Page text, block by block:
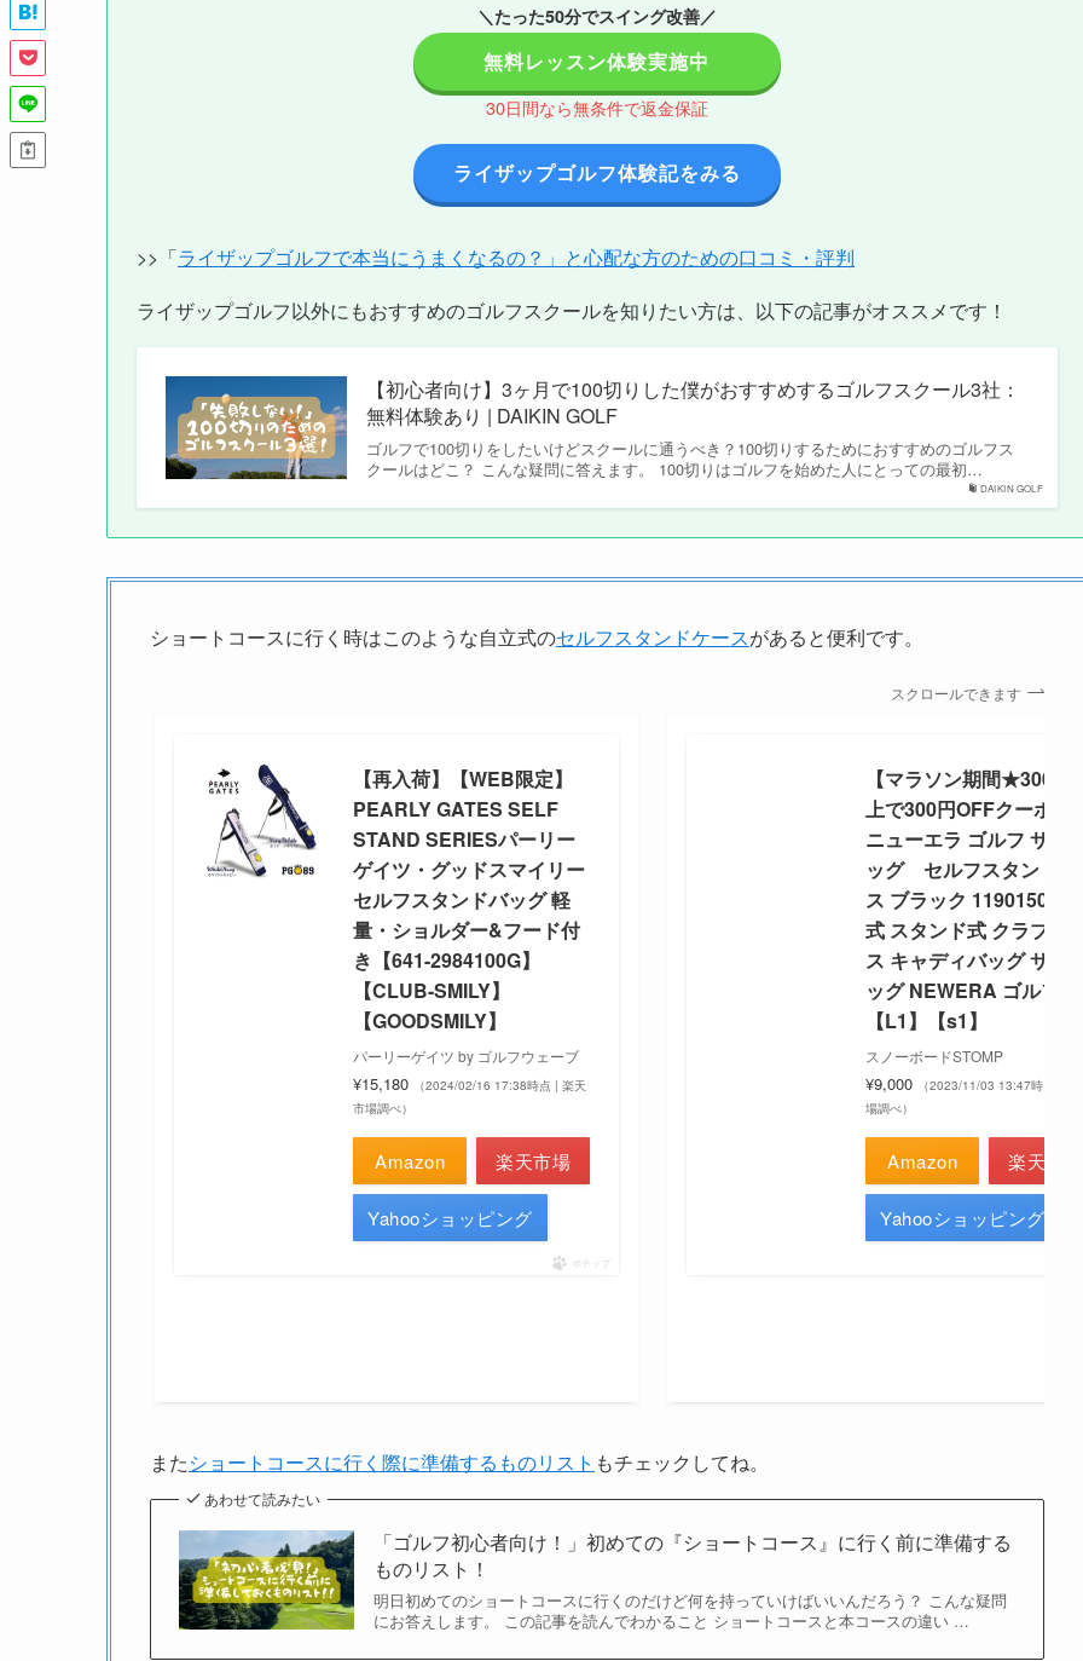
＼たった50分でスイング改善／
無料レッスン体験実施中
30日間なら無条件で返金保証
ライザップゴルフ体験記をみる
>>「ライザップゴルフで本当にうまくなるの？」と心配な方のための口コミ・評判
ライザップゴルフ以外にもおすすめのゴルフスクールを知りたい方は、以下の記事がオススメです！
DAIKIN GOLF
【初心者向け】3ヶ月で100切りした僕がおすすめするゴルフスクール3社：
無料体験あり | DAIKIN GOLF
ゴルフで100切りをしたいけどスクールに通うべき？100切りするためにおすすめのゴルフス
クールはどこ？ こんな疑問に答えます。 100切りはゴルフを始めた人にとっての最初…
ショートコースに行く時はこのような自立式のセルフスタンドケースがあると便利です。
スクロールできます
【再入荷】【WEB限定】
PEARLY GATES SELF
STAND SERIESパーリー
ゲイツ・グッドスマイリー
セルフスタンドバッグ 軽
量・ショルダー&フード付
き【641-2984100G】
【CLUB-SMILY】
【GOODSMILY】
パーリーゲイツ by ゴルフウェーブ
¥15,180
（2024/02/16 17:38時点 | 楽天
市場調べ）
Amazon 楽天市場
Yahooショッピング
ポチップ
【マラソン期間★3000
上で300円OFFクーポン
ニューエラ ゴルフ サブ
ッグ セルフスタンドケ
ス ブラック 11901503
式 スタンド式 クラブケ
ス キャディバッグ サブ
ッグ NEWERA ゴルフ
【L1】【s1】
スノーボードSTOMP
¥9,000
（2023/11/03 13:47時点 | 楽
場調べ）
Amazon 楽天市場
Yahooショッピング
またショートコースに行く際に準備するものリスト もチェックしてね。
あわせて読みたい
「ゴルフ初心者向け！」初めての『ショートコース』に行く前に準備する
ものリスト！
明日初めてのショートコースに行くのだけど何を持っていけばいいんだろう？ こんな疑問
にお答えします。 この記事を読んでわかること ショートコースと本コースの違い …